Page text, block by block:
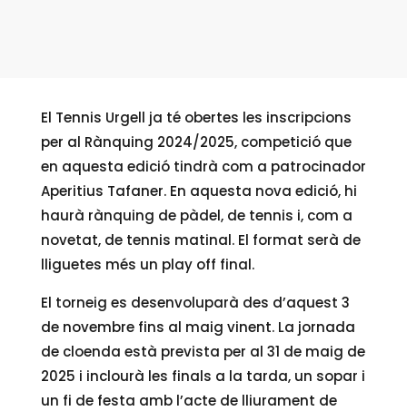
El Tennis Urgell ja té obertes les inscripcions
per al Rànquing 2024/2025, competició que
en aquesta edició tindrà com a patrocinador
Aperitius Tafaner. En aquesta nova edició, hi
haurà rànquing de pàdel, de tennis i, com a
novetat, de tennis matinal. El format serà de
lliguetes més un play off final.
El torneig es desenvoluparà des d’aquest 3
de novembre fins al maig vinent. La jornada
de cloenda està prevista per al 31 de maig de
2025 i inclourà les finals a la tarda, un sopar i
un fi de festa amb l’acte de lliurament de